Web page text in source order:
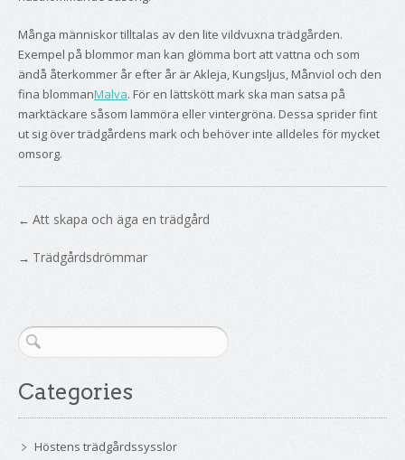
Många människor tilltalas av den lite vildvuxna trädgården.
Exempel på blommor man kan glömma bort att vattna och som
ändå återkommer år efter år är Akleja, Kungsljus, Månviol och den
fina blommanMalva. För en lättskött mark ska man satsa på
marktäckare såsom lammöra eller vintergröna. Dessa sprider fint
ut sig över trädgårdens mark och behöver inte alldeles för mycket
omsorg.
← Att skapa och äga en trädgård
→ Trädgårdsdrömmar
Categories
Höstens trädgårdssysslor